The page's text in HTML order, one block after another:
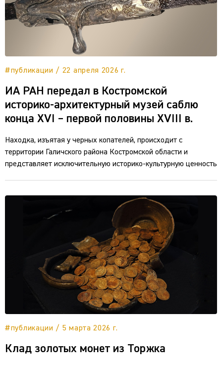
#публикации / 22 апреля 2026 г.
ИА РАН передал в Костромской
историко-архитектурный музей саблю
конца XVI – первой половины XVIII в.
Находка, изъятая у черных копателей, происходит с
территории Галичского района Костромской области и
представляет исключительную историко-культурную ценность
#публикации / 5 марта 2026 г.
Клад золотых монет из Торжка